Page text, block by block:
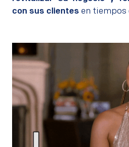
con sus clientes en tiempos